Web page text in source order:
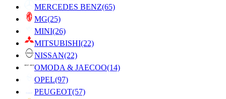
MERCEDES BENZ(65)
MG(25)
MINI(26)
MITSUBISHI(22)
NISSAN(22)
OMODA & JAECOO(14)
OPEL(97)
PEUGEOT(57)